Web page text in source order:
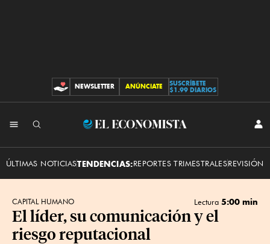
CONTRIBUCIONES
NEWSLETTER ANÚNCIATE
SUSCRÍBETE
$1.99 DIARIOS
El
ÚLTIMAS NOTICIASTENDENCIAS:REPORTES TRIMESTRALESREVISIÓN
CAPITAL HUMANO Lectura 5:00 min
El líder, su comunicación y el
riesgo reputacional